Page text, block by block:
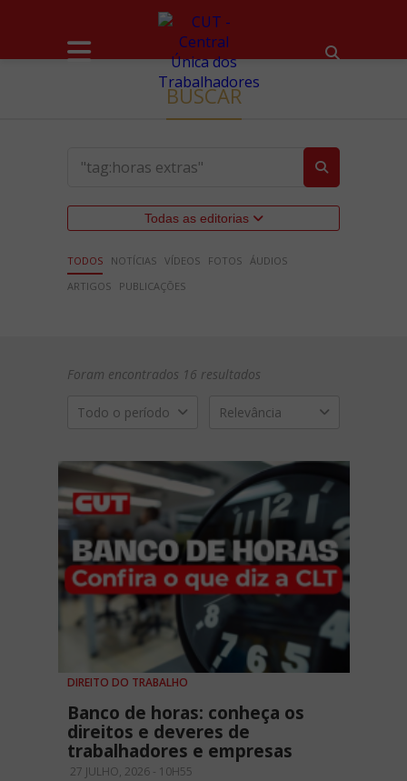
BUSCAR
Todas as editorias
TODOS NOTÍCIAS VÍDEOS FOTOS ÁUDIOS
ARTIGOS
PUBLICAÇÕES
Foram encontrados 16 resultados
Todo o período Relevância
DIREITO DO TRABALHO
Banco de horas: conheça os
direitos e deveres de
trabalhadores e empresas
27 JULHO, 2026 - 10H55